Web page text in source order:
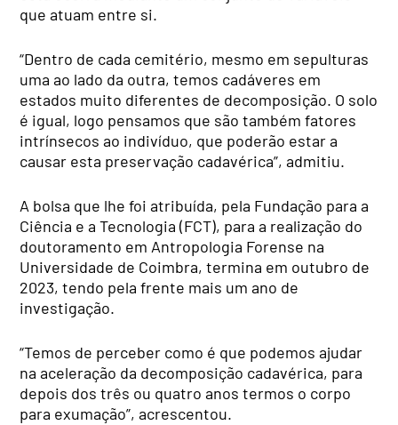
que atuam entre si.
“Dentro de cada cemitério, mesmo em sepulturas
uma ao lado da outra, temos cadáveres em
estados muito diferentes de decomposição. O solo
é igual, logo pensamos que são também fatores
intrínsecos ao indivíduo, que poderão estar a
causar esta preservação cadavérica”, admitiu.
A bolsa que lhe foi atribuída, pela Fundação para a
Ciência e a Tecnologia (FCT), para a realização do
doutoramento em Antropologia Forense na
Universidade de Coimbra, termina em outubro de
2023, tendo pela frente mais um ano de
investigação.
“Temos de perceber como é que podemos ajudar
na aceleração da decomposição cadavérica, para
depois dos três ou quatro anos termos o corpo
para exumação”, acrescentou.